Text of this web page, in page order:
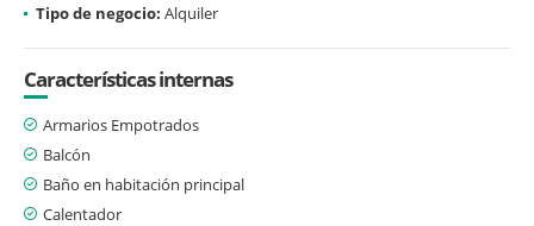
Tipo de negocio: Alquiler
Características internas
Armarios Empotrados
Balcón
Baño en habitación principal
Calentador